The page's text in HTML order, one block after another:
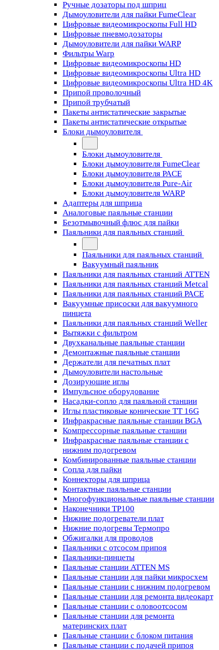
Ручные дозаторы под шприц
Дымоуловители для пайки FumeClear
Цифровые видеомикроскопы Full HD
Цифровые пневмодозаторы
Дымоуловители для пайки WARP
Фильтры Warp
Цифровые видеомикроскопы HD
Цифровые видеомикроскопы Ultra HD
Цифровые видеомикроскопы Ultra HD 4K
Припой проволочный
Припой трубчатый
Пакеты антистатические закрытые
Пакеты антистатические открытые
Блоки дымоуловителя
Блоки дымоуловителя
Блоки дымоуловителя FumeClear
Блоки дымоуловителя PACE
Блоки дымоуловителя Pure-Air
Блоки дымоуловителя WARP
Адаптеры для шприца
Аналоговые паяльные станции
Безотмывочный флюс для пайки
Паяльники для паяльных станций
Паяльники для паяльных станций
Вакуумный паяльник
Паяльники для паяльных станций ATTEN
Паяльники для паяльных станций Metcal
Паяльники для паяльных станций PACE
Вакуумные присоски для вакуумного
пинцета
Паяльники для паяльных станций Weller
Вытяжки с фильтром
Двухканальные паяльные станции
Демонтажные паяльные станции
Держатели для печатных плат
Дымоуловители настольные
Дозирующие иглы
Импульсное оборудование
Насадки-сопло для паяльной станции
Иглы пластиковые конические TT 16G
Инфракрасные паяльные станции BGA
Компрессорные паяльные станции
Инфракрасные паяльные станции с
нижним подогревом
Комбинированные паяльные станции
Сопла для пайки
Коннекторы для шприца
Контактные паяльные станции
Многофункциональные паяльные станции
Наконечники TP100
Нижние подогреватели плат
Нижние подогревы Термопро
Обжигалки для проводов
Паяльники с отсосом припоя
Паяльники-пинцеты
Паяльные станции ATTEN MS
Паяльные станции для пайки микросхем
Паяльные станции с нижним подогревом
Паяльные станции для ремонта видеокарт
Паяльные станции с оловоотсосом
Паяльные станции для ремонта
материнских плат
Паяльные станции с блоком питания
Паяльные станции с подачей припоя